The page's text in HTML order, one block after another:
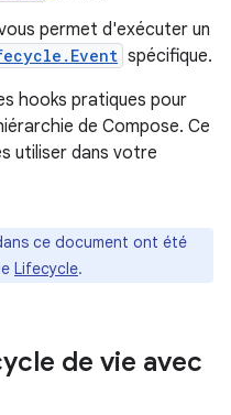
permet d'exécuter un
spécifique.
hooks pratiques pour
de Compose. Ce
utiliser dans votre
ce document ont été
Lifecycle.
de vie avec